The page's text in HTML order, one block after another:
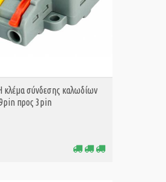
κλέμα σύνδεσης καλωδίων
προς 3pin